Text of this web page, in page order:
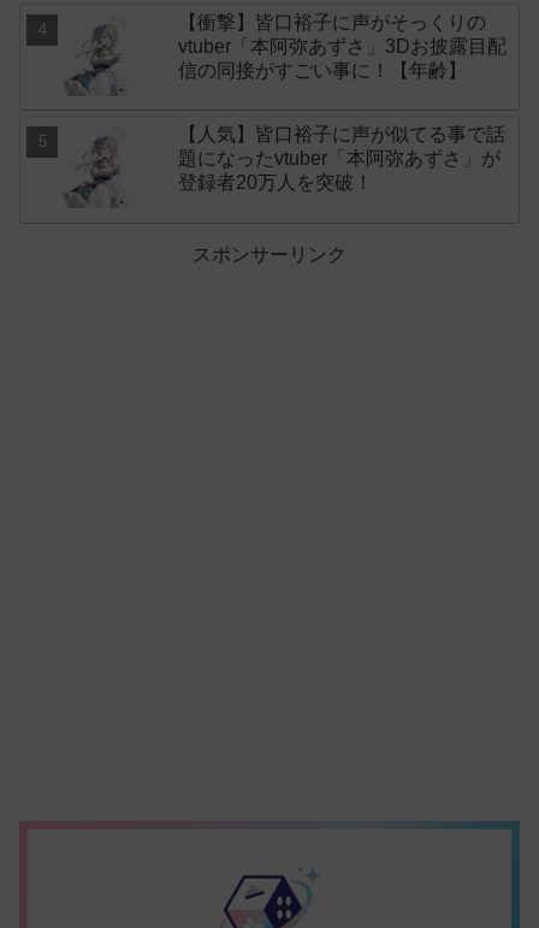
【衝撃】皆口裕子に声がそっくりの
vtuber「本阿弥あずさ」3Dお披露目配
信の同接がすごい事に！【年齢】
【人気】皆口裕子に声が似てる事で話
題になったvtuber「本阿弥あずさ」が
登録者20万人を突破！
スポンサーリンク